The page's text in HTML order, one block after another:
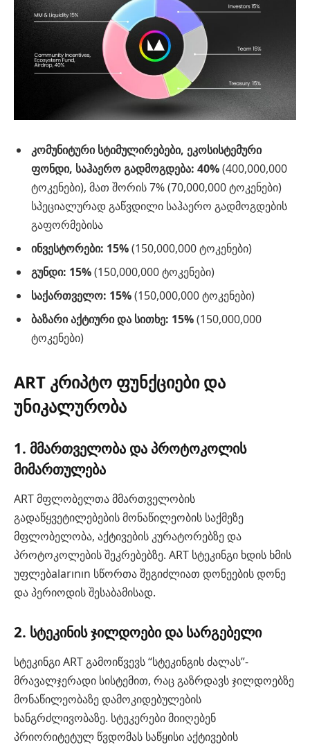
კომუნიტური სტიმულირებები, ეკოსისტემური
ფონდი, საჰაერო გადმოგდება: 40%(400,000,000
ტოკენები), მათ შორის 7% (70,000,000 ტოკენები)
სპეციალურად გაწვდილი საჰაერო გადმოგდების
გაფორმებისა
ინვესტორები: 15%(150,000,000 ტოკენები)
გუნდი: 15%(150,000,000 ტოკენები)
საქართველო: 15%(150,000,000 ტოკენები)
ბაზარი აქტიური და სითხე: 15%(150,000,000
ტოკენები)
ART კრიპტო ფუნქციები და
უნიკალურობა
1. მმართველობა და პროტოკოლის
მიმართულება
ART მფლობელთა მმართველობის
გადაწყვეტილებების მონაწილეობის საქმეზე
მფლობელობა, აქტივების კურატორებზე და
პროტოკოლების შეკრებებზე. ART სტეკინგი ხდის ხმის
უფლებalarının სწორთა შეგიძლიათ დონეების დონე
და პერიოდის შესაბამისად.
2. სტეკინის ჯილდოები და სარგებელი
სტეკინგი ART გამოიწვევს “სტეკინგის ძალას”-
მრავალჯერადი სისტემით, რაც გაზრდავს ჯილდოებზე
მონაწილეობაზე დამოკიდებულების
ხანგრძლივობაზე. სტეკერები მიიღებენ
პრიორიტეტულ წვდომას საწყისი აქტივების